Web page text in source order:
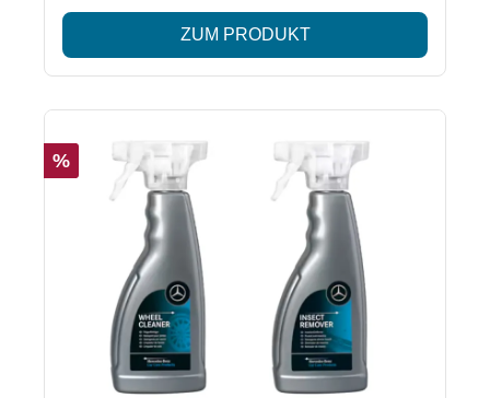
Fahrzeugpflege für Innen- und
AußenbereichReinigung von Lack, Felgen, Glas und
InnenraumUnterstützt Schutz und Glanz der
Pflegeprodukte Lieferumfang Mercedes-Benz
Schnellreiniger Nachfüllpack (A002986517113)
Mercedes-Benz Insektenentferner (A002986117116)
Mercedes-Benz Felgenreiniger (A001986347118)
Mercedes-Benz Lackreiniger mit Carnaubawachs
(A001986377111) Mercedes-Benz Scheibenreiniger
innen (A001986387112) Mercedes-Benz
Scheibenreiniger Exterieur (A0009864071)
Mercedes-Benz Fenstertuch (A0009861462)
Mercedes-Benz Kunstledertuch (A0009861262)
Hinweis Gefahrenhinweise sowie Erste-Hilfe-
ZUM PRODUKT
%